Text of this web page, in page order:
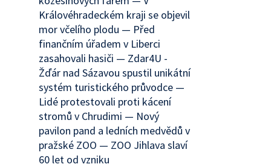
Královéhradeckém kraji se objevil
mor včelího plodu — Před
finančním úřadem v Liberci
zasahovali hasiči — Zdar4U -
Žďár nad Sázavou spustil unikátní
systém turistického průvodce —
Lidé protestovali proti kácení
stromů v Chrudimi — Nový
pavilon pand a ledních medvědů v
pražské ZOO — ZOO Jihlava slaví
60 let od vzniku